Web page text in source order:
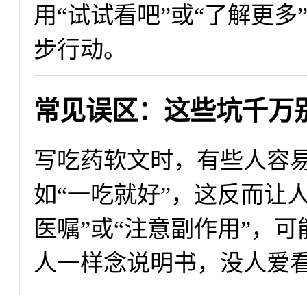
用“试试看吧”或“了解更
步行动。
常见误区：这些坑千万
写吃药软文时，有些人容
如“一吃就好”，这反而让
医嘱”或“注意副作用”，
人一样念说明书，没人爱